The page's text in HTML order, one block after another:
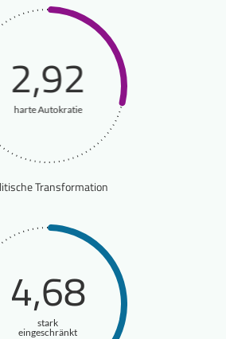
2,92
harte Autokratie
Transformation
4,68
stark
eingeschränkt